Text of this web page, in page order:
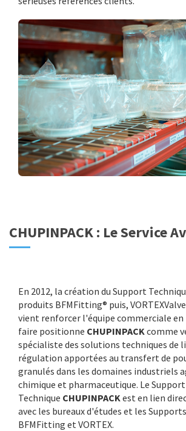
CHUPINPACK : Le Service
En 2012, la création du Support
produits BFMFitting® puis,
vient renforcer l'équipe commerciale en
faire positionne CHUPINPACK comme
spécialiste des solutions techniques de
régulation apportées au transfert de
granulés dans les domaines industriels
chimique et pharmaceutique. Le Support
Technique CHUPINPACK est en lien
avec les bureaux d'études et les
BFMFitting et VORTEX.